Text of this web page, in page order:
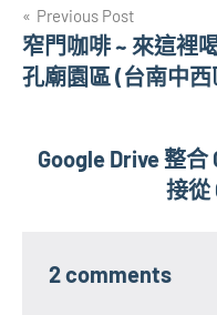
文
章
覽
Previous Post
窄門咖啡 ~ 來這裡
孔廟園區 (台南中西
Google Drive 整
接從
2 comments